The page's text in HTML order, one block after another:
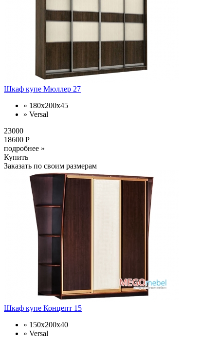
Шкаф купе Мюллер 27
» 180х200х45
» Versal
23000
18600 Р
подробнее »
Купить
Заказать по своим размерам
Шкаф купе Концепт 15
» 150x200x40
» Versal